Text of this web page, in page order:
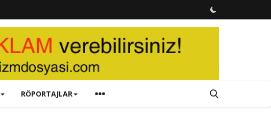
RÖPORTAJLAR